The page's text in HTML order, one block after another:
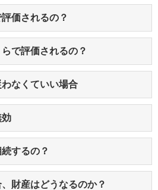
価されるの？
で評価されるの？
なくていい場合
効
するの？
財産はどうなるのか？